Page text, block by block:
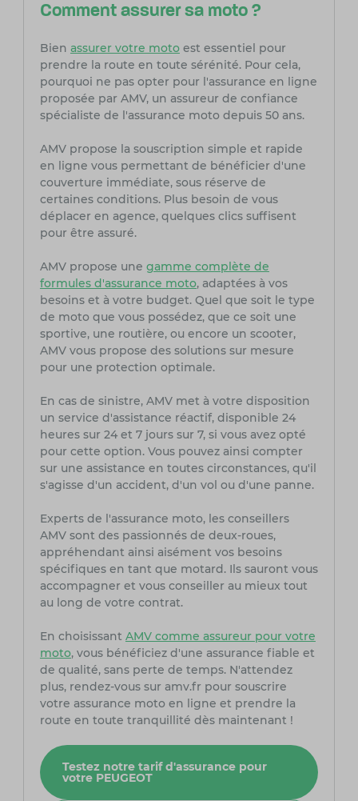
Comment assurer sa moto ?
Bien assurer votre motoest essentiel pour
prendre la route en toute sérénité. Pour cela,
pourquoi ne pas opter pour l'assurance en ligne
proposée par AMV, un assureur de confiance
spécialiste de l'assurance moto depuis 50 ans.
AMV propose la souscription simple et rapide
en ligne vous permettant de bénéficier d'une
couverture immédiate, sous réserve de
certaines conditions. Plus besoin de vous
déplacer en agence, quelques clics suffisent
pour être assuré.
AMV propose une gamme complète de
formules d'assurance moto, adaptées à vos
besoins et à votre budget. Quel que soit le type
de moto que vous possédez, que ce soit une
sportive, une routière, ou encore un scooter,
AMV vous propose des solutions sur mesure
pour une protection optimale.
En cas de sinistre, AMV met à votre disposition
un service d'assistance réactif, disponible 24
heures sur 24 et 7 jours sur 7, si vous avez opté
pour cette option. Vous pouvez ainsi compter
sur une assistance en toutes circonstances, qu'il
s'agisse d'un accident, d'un vol ou d'une panne.
Experts de l'assurance moto, les conseillers
AMV sont des passionnés de deux-roues,
appréhendant ainsi aisément vos besoins
spécifiques en tant que motard. Ils sauront vous
accompagner et vous conseiller au mieux tout
au long de votre contrat.
En choisissant AMV comme assureur pour votre
moto, vous bénéficiez d'une assurance fiable et
de qualité, sans perte de temps. N'attendez
plus, rendez-vous sur amv.fr pour souscrire
votre assurance moto en ligne et prendre la
route en toute tranquillité dès maintenant !
Testez notre tarif d'assurance pour
votre PEUGEOT